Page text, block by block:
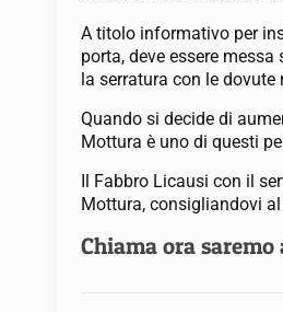
A titolo informativo per
porta, deve essere
la serratura con le
Quando si decide di
Mottura è uno di questi
Il Fabbro Licausi con il
Mottura, consigliandovi
Chiama ora